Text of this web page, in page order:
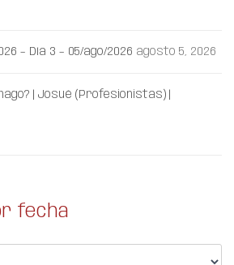
– Día 3 – 05/ago/2026 agosto 5, 2026
| Josué (Profesionistas) |
fecha